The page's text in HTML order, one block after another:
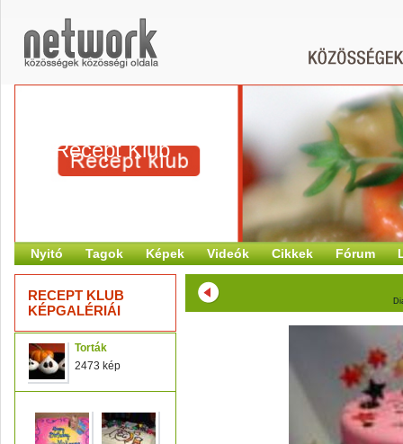
Recept Klub
Nyitó Tagok Képek Videók Cikkek Fórum
RECEPT KLUB
KÉPGALÉRIÁI
Torták
2473 kép